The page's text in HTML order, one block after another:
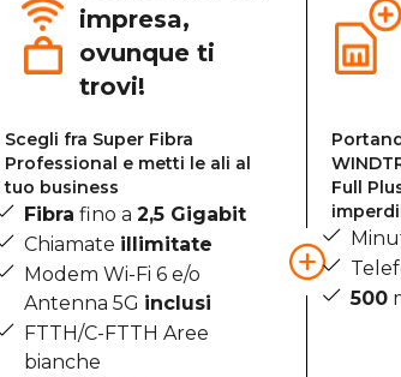
impresa,
ovunque ti
trovi!
Scegli fra Super Fibra
Professional e metti le ali al
tuo business
Fibra fino a 2,5 Gigabit
Chiamate illimitate
Modem Wi-Fi 6 e/o
Antenna 5G inclusi
FTTH/C-FTTH Aree
bianche
Full
500